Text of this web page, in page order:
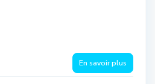
En savoir plus